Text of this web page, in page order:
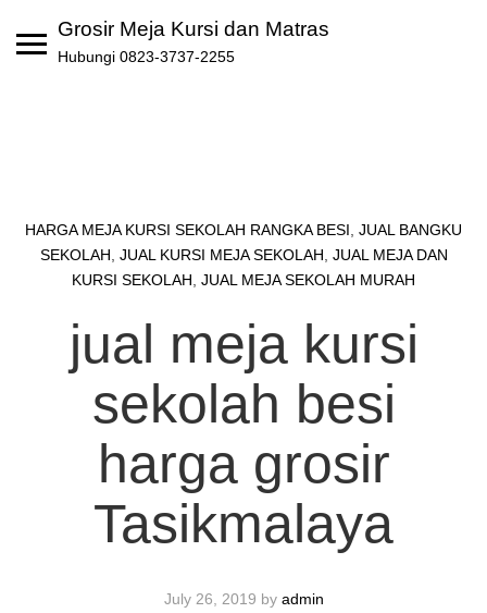
Grosir Meja Kursi dan Matras
Hubungi 0823-3737-2255
HARGA MEJA KURSI SEKOLAH RANGKA BESI JUAL BANGKU
SEKOLAH JUAL KURSI MEJA SEKOLAH JUAL MEJA DAN
KURSI SEKOLAH JUAL MEJA SEKOLAH MURAH
jual meja kursi
sekolah besi
harga grosir
Tasikmalaya
July 26, 2019 by admin